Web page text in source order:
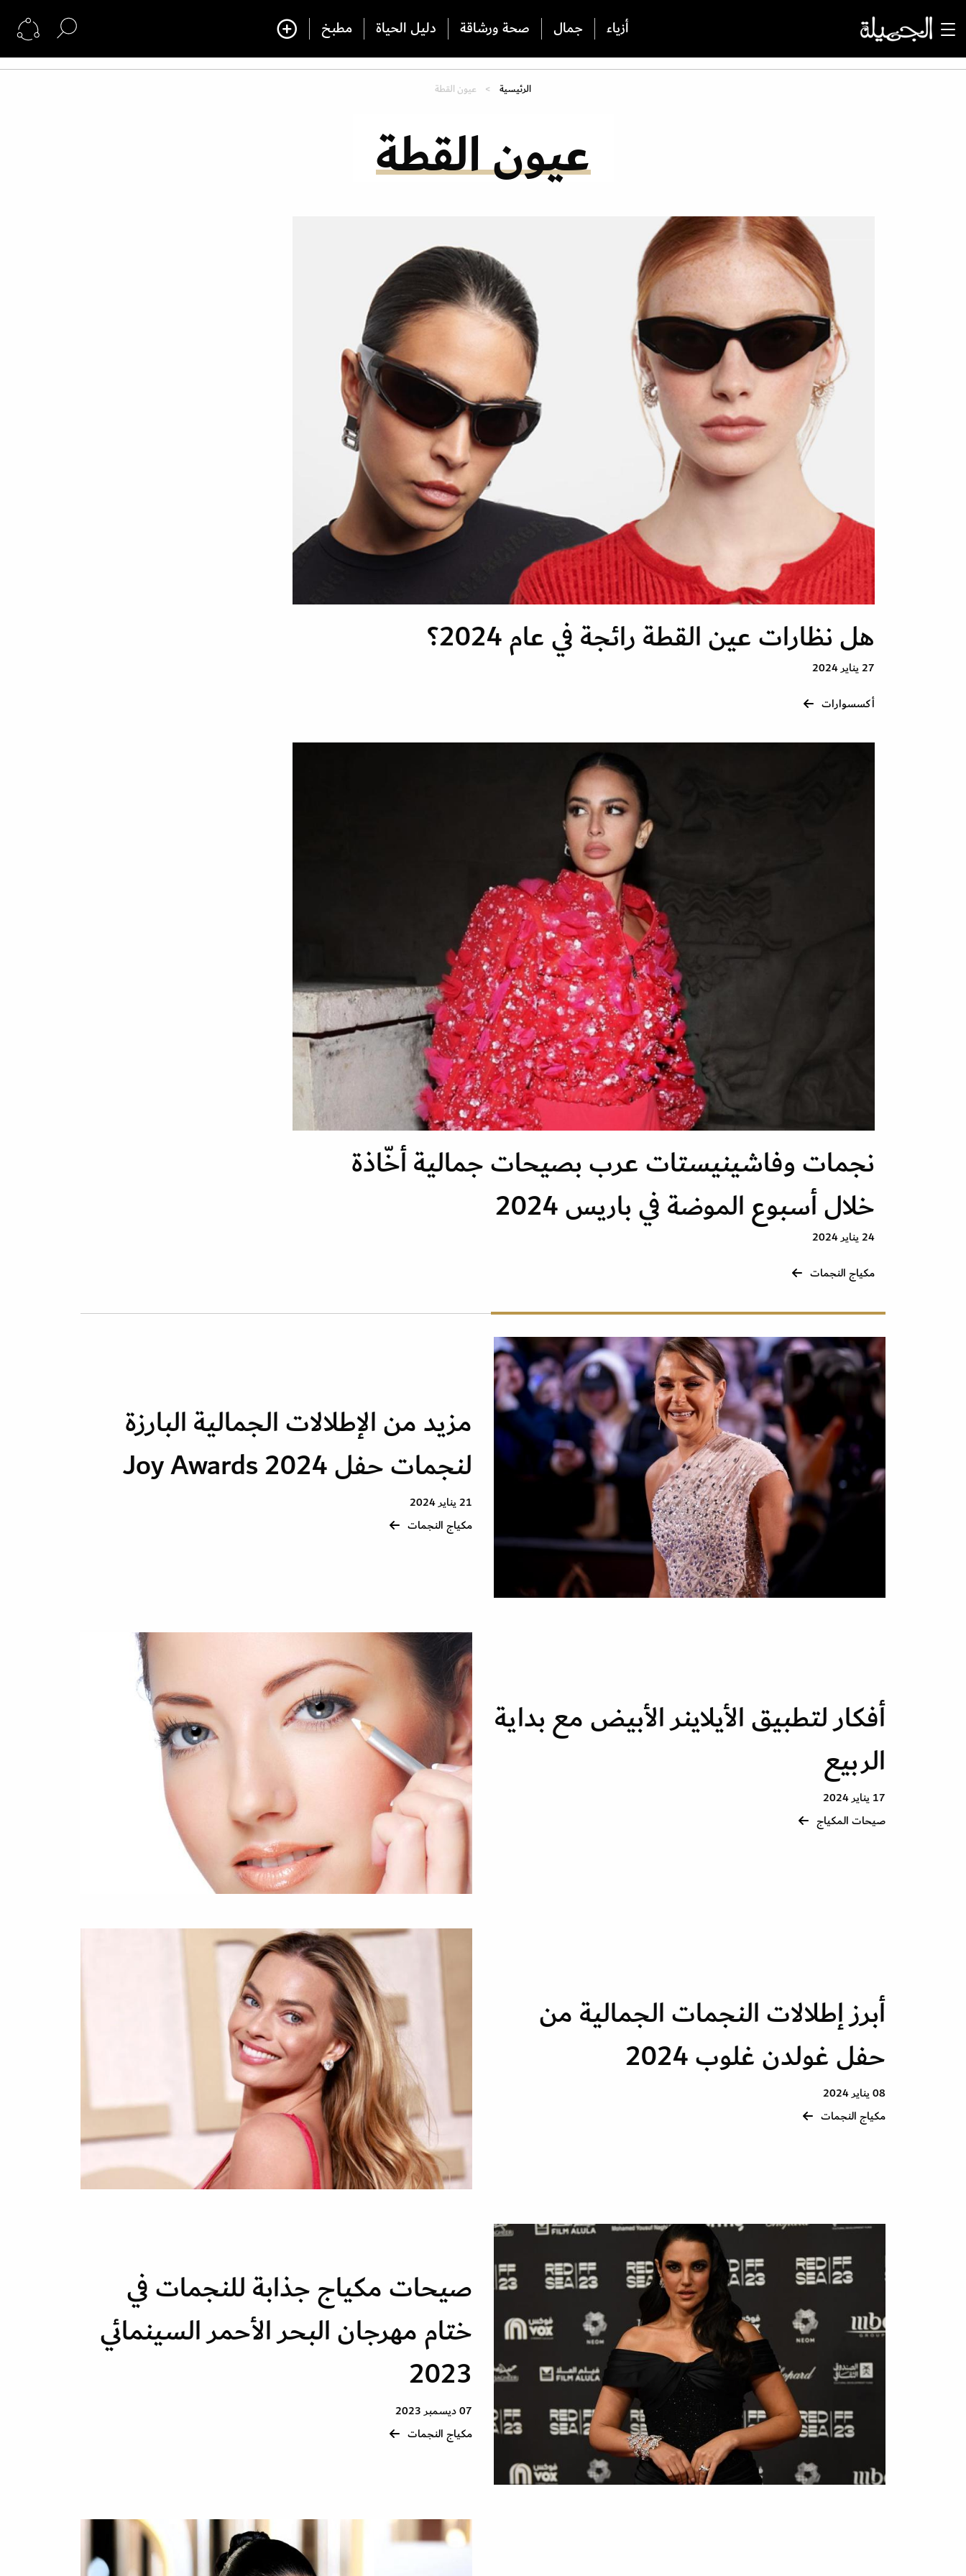
أزياء جمال صحة ورشاقة دليل الحياة مطبخ
الرئيسية عيون القطة
عيون القطة
هل نظارات عين القطة رائجة في عام 2024؟
27 يناير 2024
أكسسوارات
نجمات وفاشينيستات عرب بصيحات جمالية أخّاذة
خلال أسبوع الموضة في باريس 2024
24 يناير 2024
مكياج النجمات
مزيد من الإطلالات الجمالية البارزة
لنجمات حفل Joy Awards 2024
21 يناير 2024
مكياج النجمات
أفكار لتطبيق الأيلاينر الأبيض مع بداية
الربيع
17 يناير 2024
صيحات المكياج
أبرز إطلالات النجمات الجمالية من
حفل غولدن غلوب 2024
08 يناير 2024
مكياج النجمات
صيحات مكياج جذابة للنجمات في
ختام مهرجان البحر الأحمر السينمائي
2023
07 ديسمبر 2023
مكياج النجمات